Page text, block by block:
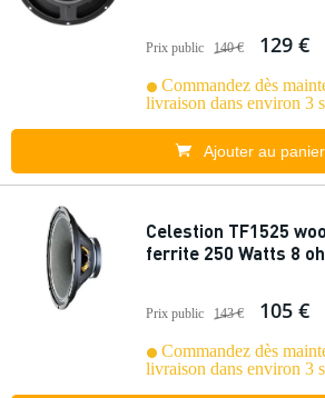
Prix public 140 € 129 €
Commandez dès
livraison dans environ 3
Ajouter au panier
Celestion TF1525
ferrite 250 Watts 8
Prix public 143 € 105 €
Commandez dès
livraison dans environ 3